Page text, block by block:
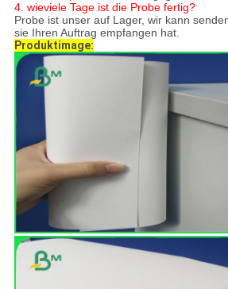
4. wieviele Tage ist die Probe fertig?
Probe ist unser auf Lager, wir kann
sie Ihren Auftrag empfangen hat.
Produktimage: